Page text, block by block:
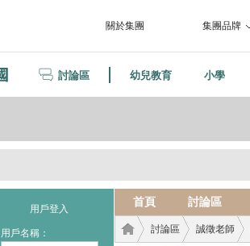
關於集團 集團品牌
討論區 幼兒教育 小學
用戶登入
用戶名稱：
首頁 討論區
討論區 誠徵老師